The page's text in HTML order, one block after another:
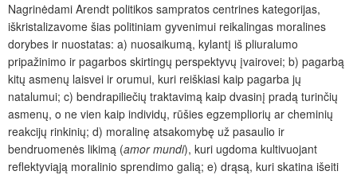
Nagrinėdami Arendt politikos sampratos centrines kategorijas,
iškristalizavome šias politiniam gyvenimui reikalingas moralines
dorybes ir nuostatas: a) nuosaikumą, kylantį iš pliuralumo
pripažinimo ir pagarbos skirtingų perspektyvų įvairovei; b) pagarbą
kitų asmenų laisvei ir orumui, kuri reiškiasi kaip pagarba jų
natalumui; c) bendrapiliečių traktavimą kaip dvasinį pradą turinčių
asmenų, o ne vien kaip individų, rūšies egzempliorių ar cheminių
reakcijų rinkinių; d) moralinę atsakomybę už pasaulio ir
bendruomenės likimą (amor mundi), kuri ugdoma kultivuojant
reflektyviąją moralinio sprendimo galią; e) drąsą, kuri skatina išeiti